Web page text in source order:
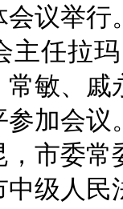
会议举行
任拉玛
敏、
加会
，市委
级人